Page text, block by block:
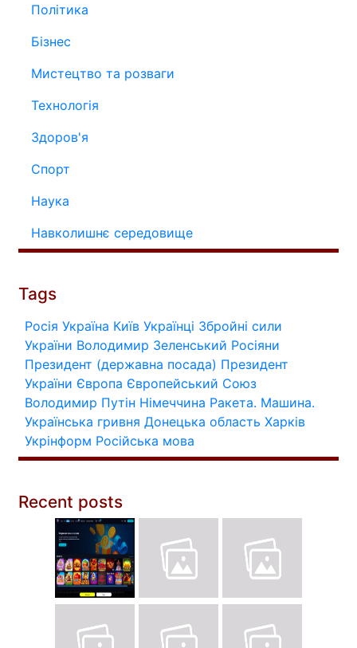
Політика
Бізнес
Мистецтво та розваги
Технологія
Здоров'я
Спорт
Наука
Навколишнє середовище
Tags
Росія Україна Київ Українці Збройні сили
України Володимир Зеленський Росіяни
Президент (державна посада) Президент
України Європа Європейський Союз
Володимир Путін Німеччина Ракета. Машина.
Українська гривня Донецька область Харків
Укрінформ Російська мова
Recent posts